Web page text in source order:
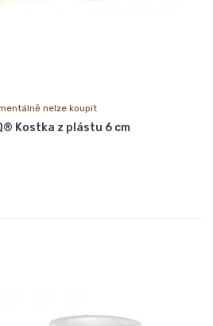
nelze koupit
Kostka z plástu 6 cm